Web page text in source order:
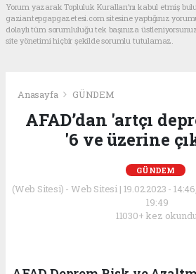
Yorum yazarak Topluluk Kuralları’nı kabul etmiş
gaziantepgapgazetesi.com sitesine yaptığınız
dolaylı tüm sorumluluğu tek başınıza
site yönetimi hiçbir şekilde sorumlu tutulamaz.
Anasayfa GÜNDEM
AFAD’dan 'artçı
'6 ve üzerine
GÜNDEM
(Web Sitesi) - Web Sitesi | 19.02.2023 -
19:49
11030+ kez